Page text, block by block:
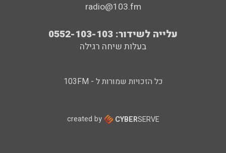
radio@103.fm
עלייה לשידור: 0552-103-103
בעלות שיחה רגילה
כל הזכויות שמורות ל - 103FM
created by CYBERSERVE